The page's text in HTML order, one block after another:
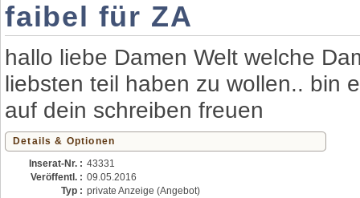
faibel für ZA
hallo liebe Damen Welt welche
liebsten teil haben zu wollen.. bin
auf dein schreiben freuen
Details & Optionen
Inserat-Nr. : 43331
Veröffentl. : 09.05.2016
Typ : private Anzeige (Angebot)